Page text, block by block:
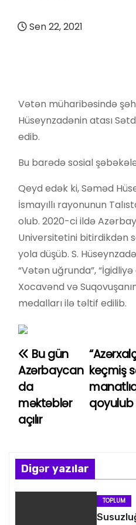
Sen 22, 2021
Vətən müharibəsində
Hüseynzadənin atası
edib.
Bu barədə sosial
Qeyd edək ki, Səməd
İsmayıllı rayonunun
olub. 2020-ci ildə
Universitetini bitirdikdən
yola düşüb. S.
“Vətən uğrunda”,
Xocavənd və
medalları ilə təltif edilib.
Y
a
z
n
a
keçmiş
qoyulub
Bu gün
Azərbaycan
da
məktəblər
açılır
Digər yazılar
TOPLUM